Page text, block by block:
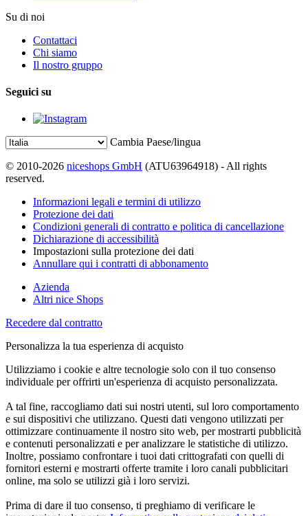
Su di noi
Contattaci
Chi siamo
Il nostro gruppo
Seguici su
Cambia Paese/lingua
© 2010-2026 niceshops GmbH (ATU63964918) - All rights
reserved.
Informazioni legali e termini di utilizzo
Protezione dei dati
Condizioni generali di contratto e politica di cancellazione
Dichiarazione di accessibilità
Impostazioni sulla protezione dei dati
Annullare qui i contratti di abbonamento
Azienda
Altri nice Shops
Recedere dal contratto
Personalizza la tua esperienza di acquisto
Utilizziamo i cookie e altre tecnologie solo con il tuo consenso
individuale per offrirti un'esperienza di acquisto personalizzata.
A tal fine, raccogliamo dati sui nostri utenti, sul loro comportamento
e sui dispositivi che utilizzano. Questi dati vengono utilizzati per
ottimizzare continuamente il nostro sito web, per mostrarti pubblicità
e contenuti personalizzati e per analizzare le statistiche di utilizzo.
Inoltre, possiamo confrontare i tuoi dati crittografati con quelli di
fornitori esterni e mostrarti offerte tramite i loro canali pubblicitari
online, ma solo se utilizzi già i loro servizi.
Prima di dare il tuo consenso, ti preghiamo di verificare le